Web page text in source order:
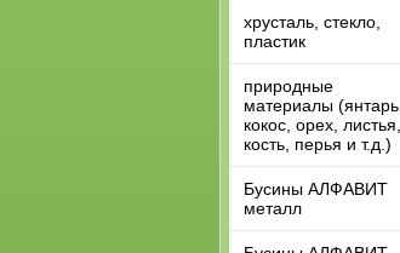
хрусталь, стекло,
пластик
природные
материалы (янтарь,
кокос, орех, листья,
кость, перья и т.д.)
Бусины АЛФАВИТ
металл